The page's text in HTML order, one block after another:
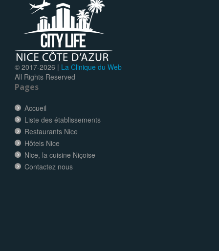
© 2017-2026 | La Clinique du Web
All Rights Reserved
Pages
Accueil
Liste des établissements
Restaurants Nice
Hôtels Nice
Nice, la cuisine Niçoise
Contactez nous